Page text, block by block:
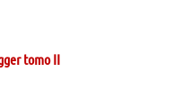
tomo II